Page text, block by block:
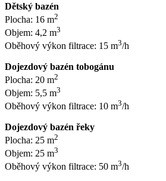
Dětský bazén
Plocha: 16 m2
Objem: 4,2 m3
Oběhový výkon filtrace: 15 m3/h
Dojezdový bazén tobogánu
Plocha: 20 m2
Objem: 5,5 m3
Oběhový výkon filtrace: 10 m3/h
Dojezdový bazén řeky
Plocha: 25 m2
Objem: 25 m3
Oběhový výkon filtrace: 50 m3/h